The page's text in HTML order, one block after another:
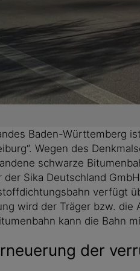
Baden-Württemberg
Wegen des
schwarze
Sika Deutschland
verfügt
wird der Träger bzw. die
kann die Bahn
der